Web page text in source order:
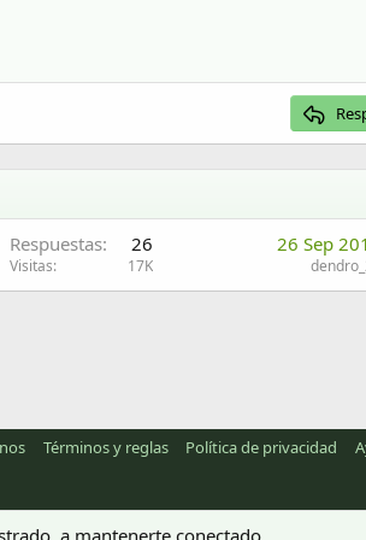
Respuestas 26
Visitas 17K
26 Sep
Términos y reglas Política de privacidad
a mantenerte conectado.